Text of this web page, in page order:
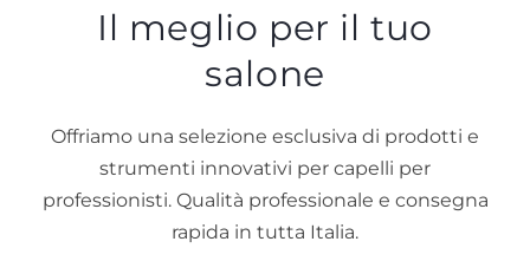
Il meglio per il tuo
salone
Offriamo una selezione esclusiva di prodotti e
strumenti innovativi per capelli per
professionisti. Qualità professionale e consegna
rapida in tutta Italia.